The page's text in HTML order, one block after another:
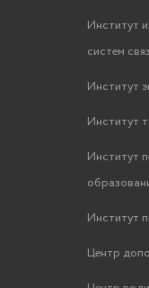
Институт
систем
Институт
Институт
Институт
Институт
Центр